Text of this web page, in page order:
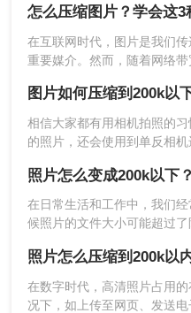
注意：这种方法比较专
间来处理大量的照片。
三、使用Windows系
压缩
怎么压缩图片？学会这3
在互联网时代，图片是我们
重要媒介。然而，随着网络
的传输要求。下面小编给大
尽可能地保证压缩图片时它
相信大家都有用相机拍照的
的照片，还会使用到单反相
会很耗费存储设备的空间；
的细节又能缩小图片的体积
进行压缩就可以了。
照片怎么变成200k以下
在日常生活和工作中，我们
候照片的文件大小可能超过
简单有效的方法，帮助您轻松
省空间又方便传输。
在数字时代，高清照片占用
况下，如上传至网页、发送